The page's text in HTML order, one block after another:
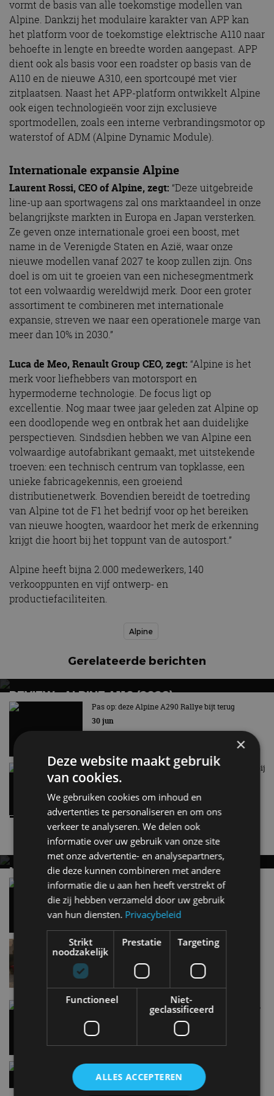
vormt de basis van alle toekomstige modellen van
Alpine. Dankzij het modulaire karakter van APP kan
het platform voor de toekomstige elektrische A110 naar
behoefte in lengte en breedte worden aangepast. APP
dient ook als basis voor een roadster op basis van de
A110 en de nieuwe A310, een sportcoupé met vier
zitplaatsen. Naast het APP-platform ontwikkelt Alpine
ook eigen technologieën voor zijn exclusieve
sportmodellen, zoals een interne verbrandingsmotor op
waterstof of ADM (Alpine Dynamic Module).
Internationale expansie Alpine
Laurent Rossi, CEO of Alpine, zegt: “Deze uitgebreide
line-up aan sportwagens zal ons marktaandeel in onze
belangrijkste markten in Europa en Japan versterken.
Ze geven onze internationale groei een boost, met
name in de Verenigde Staten en Azië, waar onze
nieuwe modellen vanaf 2027 te koop zullen zijn. Ons
doel is om uit te groeien van een nichesegmentmerk
tot een volwaardig wereldwijd merk. Door een groter
assortiment te combineren met internationale
expansie, streven we naar een operationele marge van
meer dan 10% in 2030.”
Luca de Meo, Renault Group CEO, zegt: “Alpine is het
merk voor liefhebbers van motorsport en
hypermoderne technologie. De focus ligt op
excellentie. Nog maar twee jaar geleden zat Alpine op
een doodlopende weg en ontbrak het aan duidelijke
perspectieven. Sindsdien hebben we van Alpine een
volwaardige autofabrikant gemaakt, met uitstekende
troeven: een technisch centrum van topklasse, een
unieke fabricagekennis, een groeiend
distributienetwerk. Bovendien bereidt de toetreding
van Alpine tot de F1 het bedrijf voor op het bereiken
van nieuwe hoogten, waardoor het merk de erkenning
krijgt die hoort bij het toppunt van de autosport.”
Alpine heeft bijna 2.000 medewerkers, 140
verkooppunten en vijf ontwerp- en
productiefaciliteiten.
Alpine
Gerelateerde berichten
REVIEW – ALPINE A110 (2026)
Nog één keer puur genietenPas op: deze Alpine A290 Rallye bijt terug
30 jun
“Motorgeluid nabootsen in een EV, dat doen we bij
Alpine niet“
Nieuwste berichten
MET KORTING NAAR EV EXPERIENCE 2026?
AUTORAI REGELT HET!
EV Experience 2026 van 24 tot 26 september
Vergelijking: BMW iX3 vs Volvo EX60 – Welke
Lamborghini Revuelto eert 60 jaar Miura met
speciale editie
Carbon fibre op je laadkabel: nergens voor nodig,
en precies daarom geweldig
5 aug
Hennessey Blackbird krijgt atmosferische V8 en
handbak: soms is eenvoud leuker
5 aug
×
Deze website maakt gebruik
van cookies.
We gebruiken cookies om inhoud en
advertenties te personaliseren en om ons
verkeer te analyseren. We delen ook
informatie over uw gebruik van onze site
met onze advertentie- en analysepartners,
die deze kunnen combineren met andere
informatie die u aan hen heeft verstrekt of
die zij hebben verzameld door uw gebruik
van hun diensten. Privacybeleid
Strikt
noodzakelijk
Prestatie Targeting
Functioneel
Niet-
geclassificeerd
ALLES ACCEPTEREN